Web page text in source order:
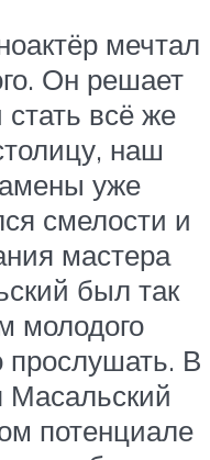
мечтал
Он решает
всё же
наш
уже
смелости и
мастера
был так
молодого
прослушать. В
Масальский
потенциале